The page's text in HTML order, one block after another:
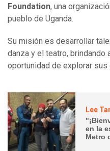
Foundation, una
pueblo de Uganda.
Su misión es desarrollar
danza y el teatro, brindando
oportunidad de explorar
Lee
en la
Metro